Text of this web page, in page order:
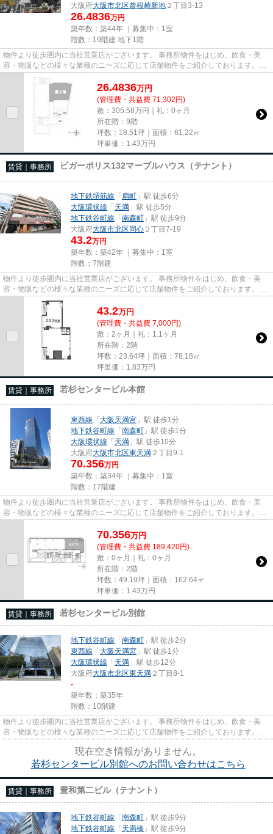
大阪府大阪市北区曾根崎新地 ２丁目3-13
26.4836万円
築年数：築44年 ｜募集中： 1室
階数：19階建 地下1階
物件より徒歩圏内に当社営業店がございます。 事務所物件をはじめ、飲食・美
容・物販などの様々な業種のニーズに応じて店舗物件をご紹介しております。
尚、弊社ではおとり広告は一切...
26.4836万円
(管理費・共益費 71,302円)
敷：305.58万円｜礼：0ヶ月
所在階：9階
坪数：18.51坪｜面積：61.22㎡
坪単価： 1.43万円
賃貸｜事務所 ビガーポリス132マーブルハウス（テナント）
地下鉄堺筋線 「扇町 」駅 徒歩6分
大阪環状線 「天満 」駅 徒歩5分
地下鉄谷町線 「南森町 」駅 徒歩9分
大阪府大阪市北区同心 ２丁目7-19
43.2万円
築年数：築42年 ｜募集中： 1室
階数：7階建
物件より徒歩圏内に当社営業店がございます。 事務所物件をはじめ、飲食・美
容・物販などの様々な業種のニーズに応じて店舗物件をご紹介しております。
尚、弊社ではおとり広告は一切...
43.2万円
(管理費・共益費 7,000円)
敷：2ヶ月｜礼：1.1ヶ月
所在階：2階
坪数：23.64坪｜面積：78.18㎡
坪単価： 1.83万円
賃貸｜事務所 若杉センタービル本館
東西線 「大阪天満宮 」駅 徒歩1分
地下鉄谷町線 「南森町 」駅 徒歩1分
大阪環状線 「天満 」駅 徒歩10分
大阪府大阪市北区東天満 ２丁目9-1
70.356万円
築年数：築34年 ｜募集中： 1室
階数：17階建
物件より徒歩圏内に当社営業店がございます。 事務所物件をはじめ、飲食・美
容・物販などの様々な業種のニーズに応じて店舗物件をご紹介しております。
尚、弊社ではおとり広告は一切...
70.356万円
(管理費・共益費 189,420円)
敷：0ヶ月｜礼：0ヶ月
所在階：2階
坪数：49.19坪｜面積：162.64㎡
坪単価： 1.43万円
賃貸｜事務所 若杉センタービル別館
地下鉄谷町線 「南森町 」駅 徒歩2分
東西線 「大阪天満宮 」駅 徒歩1分
大阪環状線 「天満 」駅 徒歩12分
大阪府大阪市北区東天満 ２丁目8-1
-
築年数：築35年
階数：10階建
物件より徒歩圏内に当社営業店がございます。 事務所物件をはじめ、飲食・美
容・物販などの様々な業種のニーズに応じて店舗物件をご紹介しております。
尚、弊社ではおとり広告は一切...
現在空き情報がありません。
若杉センタービル別館へのお問い合わせはこちら
賃貸｜事務所 豊和第二ビル（テナント）
地下鉄谷町線 「南森町 」駅 徒歩9分
地下鉄谷町線 「天満橋 」駅 徒歩9分